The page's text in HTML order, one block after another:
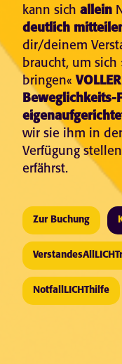
kann sichallein
deutlich
dir/deinem
braucht, um sich
bringen«
Beweglichkeits-
wir sie ihm in
Verfügung
erfährst.
Zur Buchung
NotfallLICHThilfe